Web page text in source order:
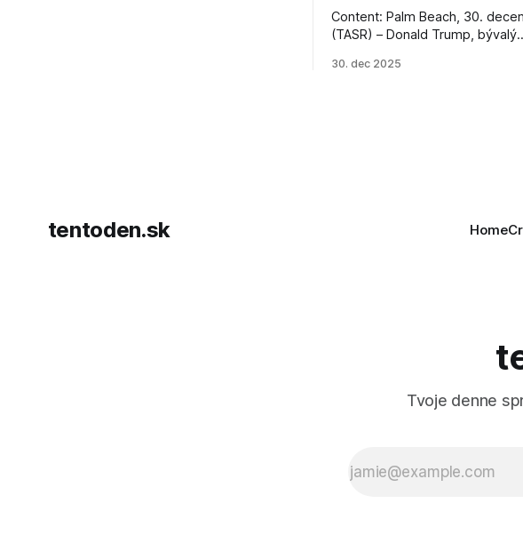
Content: Palm Beach, 30.
(TASR) – Donald Trump, bývalý
vyhlásil, že odzbrojenie
30. dec 2025
tentoden.sk Home
Tvoje denne